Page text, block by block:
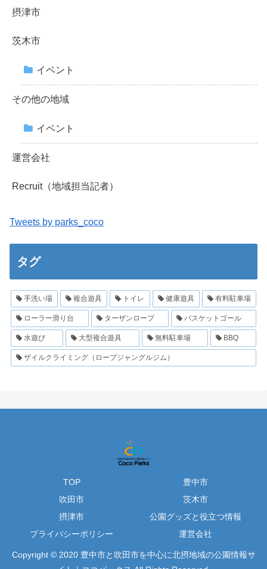
摂津市
茨木市
イベント
その他の地域
イベント
運営会社
Recruit（地域担当記者）
Tweets by parks_coco
タグ
手洗い場 複合遊具 トイレ 健康遊具 有料駐車場
ローラー滑り台 ターザンロープ バスケットゴール
水遊び 大型複合遊具 無料駐車場 BBQ
ザイルクライミング（ロープジャングルジム）
TOP
豊中市
吹田市
茨木市
摂津市
公園グッズと役立つ情報
プライバシーポリシー
運営会社
Copyright © 2020 豊中市と吹田市を中心に北摂地域の公園情報サ